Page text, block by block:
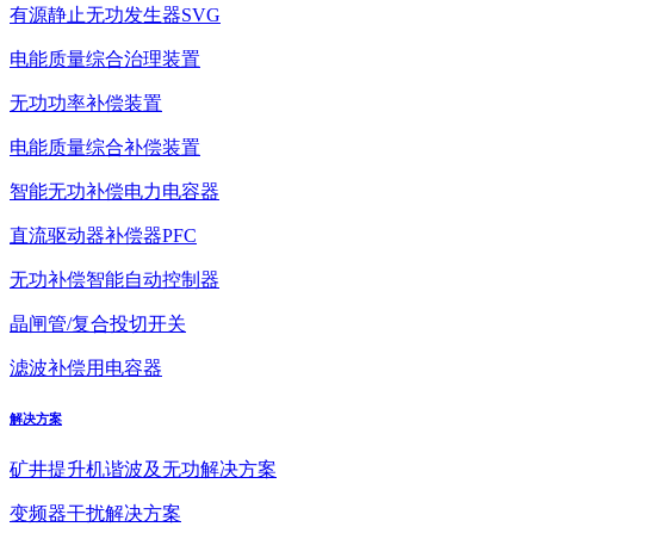
有源静止无功发生器SVG
电能质量综合治理装置
无功功率补偿装置
电能质量综合补偿装置
智能无功补偿电力电容器
直流驱动器补偿器PFC
无功补偿智能自动控制器
晶闸管/复合投切开关
滤波补偿用电容器
解决方案
矿井提升机谐波及无功解决方案
变频器干扰解决方案